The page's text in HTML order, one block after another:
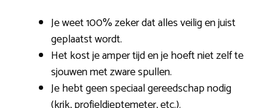
Je weet 100% zeker dat alles veilig en juist
geplaatst wordt.
Het kost je amper tijd en je hoeft niet zelf te
sjouwen met zware spullen.
Je hebt geen speciaal gereedschap nodig